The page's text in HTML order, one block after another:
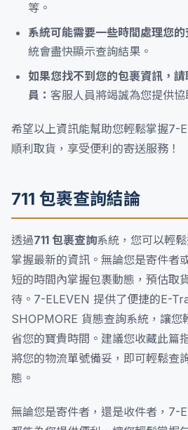
等。
系統可能需要一些時間處理您的
統會盡快顯示查詢結果。
如果您找不到您的包裹資訊，
員： 客服人員將竭誠為您提供協
希望以上資訊能幫助您輕鬆掌握7-
順利取貨，享受便利的寄送服務！
711 包裹查詢結論
透過711 包裹查詢系統，您可以輕
掌握最新的資訊。無論您是寄件者
短的時間內掌握包裹動態，預估取
待。7-ELEVEN 提供了便捷的E-
SHOPMORE 貨態查詢系統，讓您
省您的寶貴時間。建議您收藏此篇
將您的物流單號備妥，即可輕鬆查
態。
無論您是寄件者，還是收件者，7-